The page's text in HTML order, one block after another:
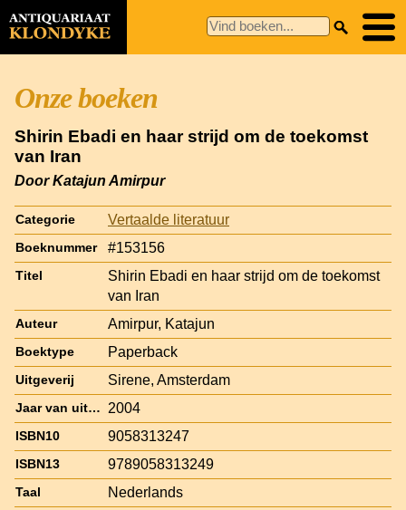
Onze boeken
Shirin Ebadi en haar strijd om de toekomst
van Iran
Door Katajun Amirpur
Categorie Vertaalde literatuur
Boeknummer #153156
Titel
Shirin Ebadi en haar strijd om de toekomst
van Iran
Auteur Amirpur, Katajun
Boektype Paperback
Uitgeverij Sirene, Amsterdam
Jaar van uitgave 2004
ISBN10 9058313247
ISBN13 9789058313249
Taal Nederlands